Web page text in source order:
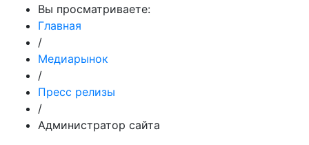
Вы просматриваете:
Главная
/
Медиарынок
/
Пресс релизы
/
Администратор сайта